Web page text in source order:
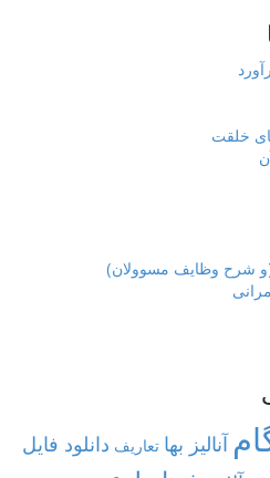
خلقت
شرح وظایف مسوولان)
آنالیز بها تعاریف دانلود فایل